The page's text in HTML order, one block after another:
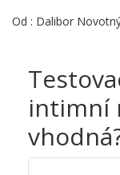
Od : Dalibor
intimní